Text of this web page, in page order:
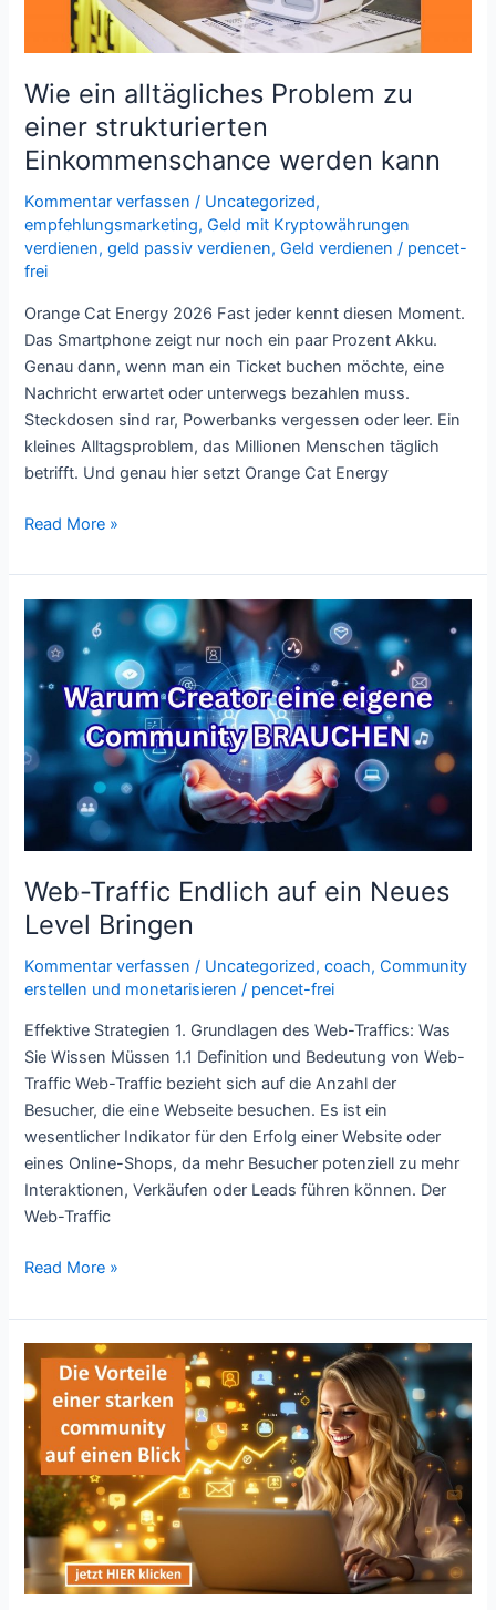
Wie ein alltägliches Problem zu
einer strukturierten
Einkommenschance werden kann
Kommentar verfassen / Uncategorized,
empfehlungsmarketing,Geld mit Kryptowährungen
verdienen,geld passiv verdienen,Geld verdienen / pencet-
frei
Orange Cat Energy 2026 Fast jeder kennt diesen Moment.
Das Smartphone zeigt nur noch ein paar Prozent Akku.
Genau dann, wenn man ein Ticket buchen möchte, eine
Nachricht erwartet oder unterwegs bezahlen muss.
Steckdosen sind rar, Powerbanks vergessen oder leer. Ein
kleines Alltagsproblem, das Millionen Menschen täglich
betrifft. Und genau hier setzt Orange Cat Energy
Einkommenschance
werden
Read More »
Web-Traffic Endlich auf ein Neues
Level Bringen
Kommentar verfassen / Uncategorized,coach,Community
erstellen und monetarisieren / pencet-frei
Effektive Strategien 1. Grundlagen des Web-Traffics: Was
Sie Wissen Müssen 1.1 Definition und Bedeutung von Web-
Traffic Web-Traffic bezieht sich auf die Anzahl der
Besucher, die eine Webseite besuchen. Es ist ein
wesentlicher Indikator für den Erfolg einer Website oder
eines Online-Shops, da mehr Besucher potenziell zu mehr
Interaktionen, Verkäufen oder Leads führen können. Der
Web-Traffic
Web-
Traffic
Endlich
auf
Neues
Level
Bringen
Read More »
Willst
du
eine
Community
aufbauen,
die
bleibt,
reagiert
und
dir